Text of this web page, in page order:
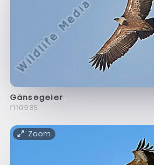
Gänsegeier
f110985
Zoom